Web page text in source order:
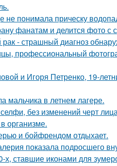
не понимала прическу
фанатам и делится фото с
- страшный диагноз
профессиональный
и Игоря Петренко, 19-
мальчика в летнем лагере.
без изменений черт
организме.
и бойфрендом отдыхает.
показала подросшего
ставшие иконами для